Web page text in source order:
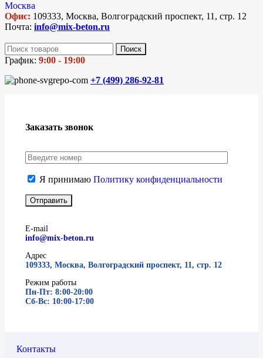
Москва
Офис: 109333, Москва, Волгоградский проспект, 11, стр. 12
Почта: info@mix-beton.ru
Поиск
График: 9:00 - 19:00
+7 (499) 286-92-81
Заказать звонок
Я принимаю Политику конфиденциальности
E-mail
info@mix-beton.ru
Адрес
109333, Москва, Волгоградский проспект, 11, стр. 12
Режим работы
Пн-Пт: 8:00-20:00
Сб-Вс: 10:00-17:00
Контакты